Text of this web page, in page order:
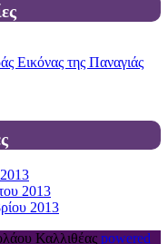
Εικόνας της Παναγιάς
2013
2013
Καλλιθέας powered